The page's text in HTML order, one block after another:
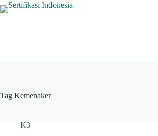
Skip
to
Tag Kemenaker
K3